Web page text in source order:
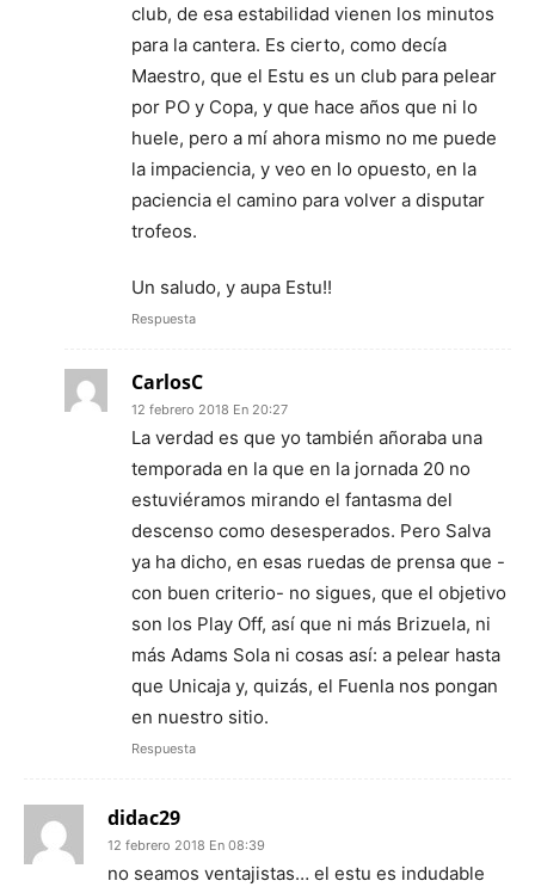
club, de esa estabilidad vienen los minutos
para la cantera. Es cierto, como decía
Maestro, que el Estu es un club para pelear
por PO y Copa, y que hace años que ni lo
huele, pero a mí ahora mismo no me puede
la impaciencia, y veo en lo opuesto, en la
paciencia el camino para volver a disputar
trofeos.
Un saludo, y aupa Estu!!
Respuesta
CarlosC
12 febrero 2018 En 20:27
La verdad es que yo también añoraba una
temporada en la que en la jornada 20 no
estuviéramos mirando el fantasma del
descenso como desesperados. Pero Salva
ya ha dicho, en esas ruedas de prensa que -
con buen criterio- no sigues, que el objetivo
son los Play Off, así que ni más Brizuela, ni
más Adams Sola ni cosas así: a pelear hasta
que Unicaja y, quizás, el Fuenla nos pongan
en nuestro sitio.
Respuesta
didac29
12 febrero 2018 En 08:39
no seamos ventajistas… el estu es indudable